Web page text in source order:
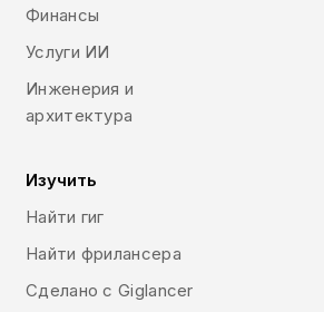
Финансы
Услуги ИИ
Инженерия и
архитектура
Изучить
Найти гиг
Найти фрилансера
Сделано с Giglancer